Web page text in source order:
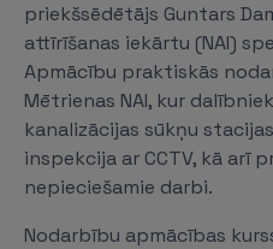
priekšsēdētājs Guntars
attīrīšanas iekārtu (NAI)
Apmācību praktiskās
Mētrienas NAI, kur
kanalizācijas sūkņu
inspekcija ar CCTV, kā arī
nepieciešamie darbi.
Nodarbību apmācības